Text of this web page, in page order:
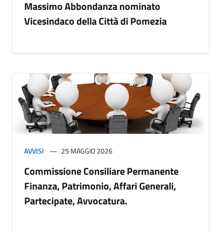
Massimo Abbondanza nominato
Vicesindaco della Città di Pomezia
AVVISI 25 MAGGIO 2026
Commissione Consiliare Permanente
Finanza, Patrimonio, Affari Generali,
Partecipate, Avvocatura.